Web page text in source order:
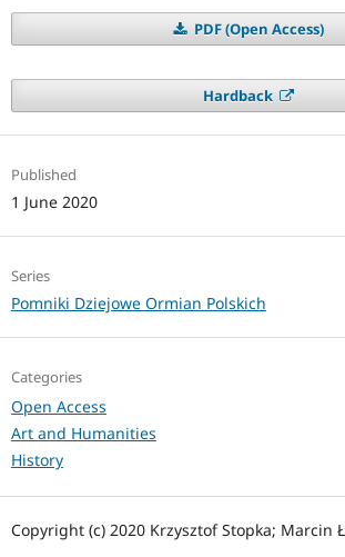
PDF (Open Access)
Hardback
Published
1 June 2020
Series
Pomniki Dziejowe Ormian Polskich
Categories
Open Access
Art and Humanities
History
Copyright (c) 2020 Krzysztof Stopka; Marcin